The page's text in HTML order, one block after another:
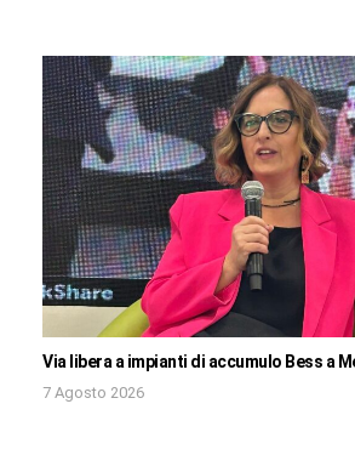
Via libera a impianti di accumulo Bess a
7 Agosto 2026